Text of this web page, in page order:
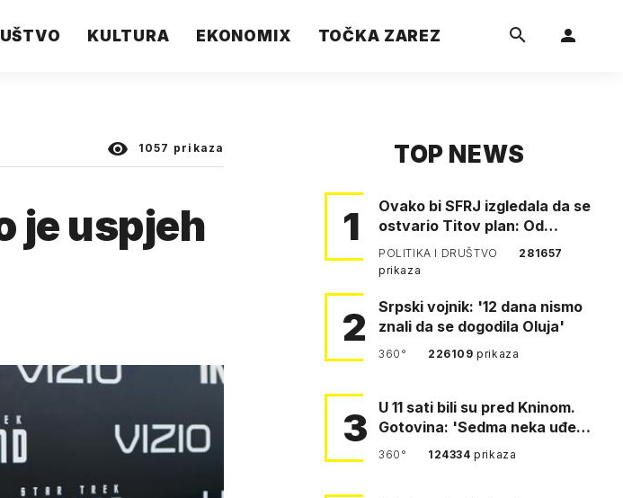
KULTURA EKONOMIX TOČKA ZAREZ
1057 prikaza
je uspjeh
TOP NEWS
1
Ovako bi SFRJ izgledala da se
ostvario Titov plan: Od
Klagenfurta do Istanbula!
POLITIKA I DRUŠTVO
281657
prikaza
2
Srpski vojnik: '12 dana nismo
znali da se dogodila Oluja'
360° 226109prikaza
3
U 11 sati bili su pred Kninom.
Gotovina: 'Sedma neka uđe,
4. gardijska neka g…
360° 124334prikaza